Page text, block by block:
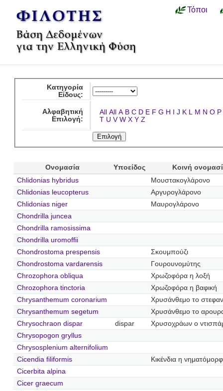
Τόποι
Κατηγορία
Είδους:
Αλφαβητική
Επιλογή:
All All A B C D E F G H I J K L M N O P
T U V W X Y Z
Ονομασία Υποείδος
Κοινή
Chlidonias hybridus
Μουστακογλάρονο
Chlidonias leucopterus
Αργυρογλάρονο
Chlidonias niger
Μαυρογλάρονο
Chondrilla juncea
Chondrilla ramosissima
Chondrilla uromoffii
Chondrostoma prespensis
Σκουμπούζι
Chondrostoma vardarensis
Γουρουνομύτης
Chrozophora obliqua
Χρωζοφόρα η λοξή
Chrozophora tinctoria
Χρωζοφόρα η βαφική
Chrysanthemum coronarium
Χρυσάνθεμο το
Chrysanthemum segetum
Χρυσάνθεμο το
Chrysochraon dispar
dispar
Χρυσοχράων ο
Chrysopogon gryllus
Chrysosplenium alternifolium
Cicendia filiformis
Κικένδια η
Cicerbita alpina
Cicer graecum